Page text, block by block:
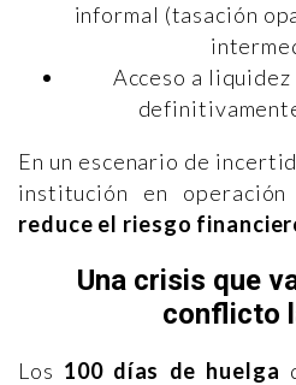
informal (tasación
Acceso a
En un escenario de
institución en
reduce el riesgo
Una crisis que
conflicto
Los 100 días de huelga